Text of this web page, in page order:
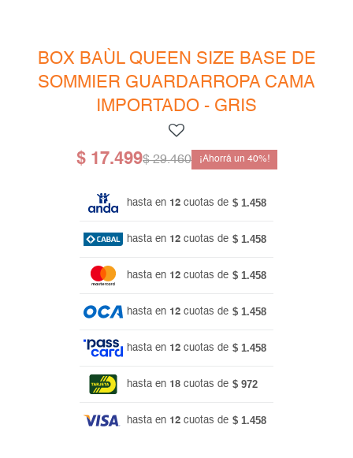
BOX BAÙL QUEEN SIZE BASE DE
SOMMIER GUARDARROPA CAMA
IMPORTADO - GRIS
$ 17.499$ 29.460 40
hasta en 12 cuotas de $ 1.458
hasta en 12 cuotas de $ 1.458
hasta en 12 cuotas de $ 1.458
hasta en 12 cuotas de $ 1.458
hasta en 12 cuotas de $ 1.458
hasta en 18 cuotas de $ 972
hasta en 12 cuotas de $ 1.458
Bibliotecas
Gamer